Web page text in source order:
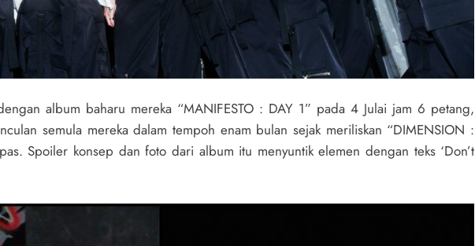
album baharu mereka “MANIFESTO : DAY 1” pada 4 Julai jam 6 petang,
semula mereka dalam tempoh enam bulan sejak meriliskan “DIMENSION :
Spoiler konsep dan foto dari album itu menyuntik elemen dengan teks ‘Don’t